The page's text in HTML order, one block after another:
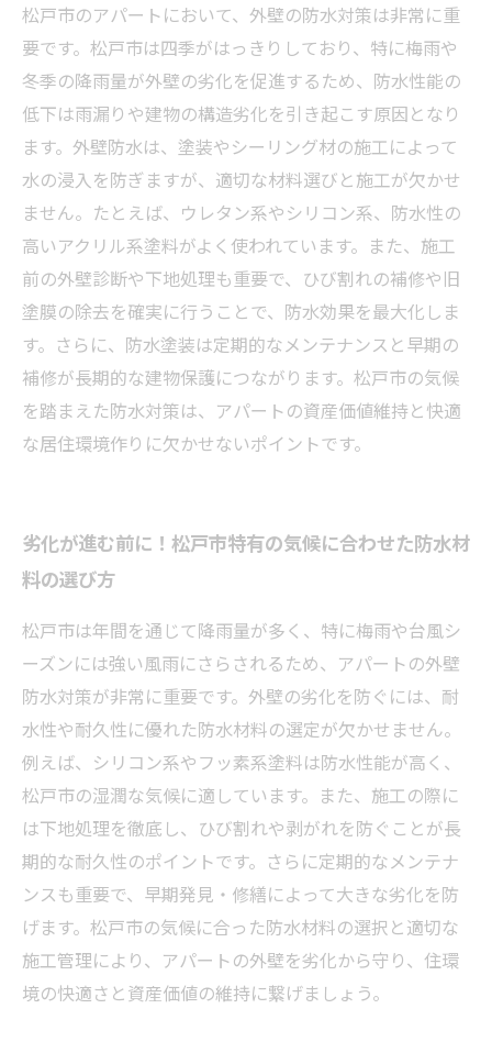
松戸市のアパート外壁塗装に使われる最新防水
技術とは？
外壁塗装業者選びのポイントと松戸市で失敗し
ない防水対策
松戸市のアパートにおいて、外壁の防水対策は非常に重
要です。松戸市は四季がはっきりしており、特に梅雨や
冬季の降雨量が外壁の劣化を促進するため、防水性能の
低下は雨漏りや建物の構造劣化を引き起こす原因となり
ます。外壁防水は、塗装やシーリング材の施工によって
水の浸入を防ぎますが、適切な材料選びと施工が欠かせ
ません。たとえば、ウレタン系やシリコン系、防水性の
高いアクリル系塗料がよく使われています。また、施工
前の外壁診断や下地処理も重要で、ひび割れの補修や旧
塗膜の除去を確実に行うことで、防水効果を最大化しま
す。さらに、防水塗装は定期的なメンテナンスと早期の
補修が長期的な建物保護につながります。松戸市の気候
を踏まえた防水対策は、アパートの資産価値維持と快適
な居住環境作りに欠かせないポイントです。
劣化が進む前に！松戸市特有の気候に合わせた防水材
料の選び方
松戸市は年間を通じて降雨量が多く、特に梅雨や台風シ
ーズンには強い風雨にさらされるため、アパートの外壁
防水対策が非常に重要です。外壁の劣化を防ぐには、耐
水性や耐久性に優れた防水材料の選定が欠かせません。
例えば、シリコン系やフッ素系塗料は防水性能が高く、
松戸市の湿潤な気候に適しています。また、施工の際に
は下地処理を徹底し、ひび割れや剥がれを防ぐことが長
期的な耐久性のポイントです。さらに定期的なメンテナ
ンスも重要で、早期発見・修繕によって大きな劣化を防
げます。松戸市の気候に合った防水材料の選択と適切な
施工管理により、アパートの外壁を劣化から守り、住環
境の快適さと資産価値の維持に繋げましょう。